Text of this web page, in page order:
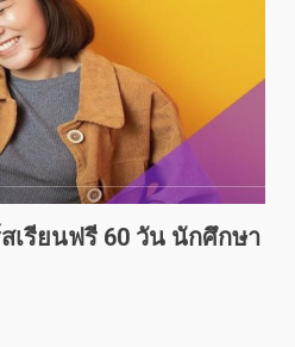
เรียนฟรี 60 วัน นักศึกษา